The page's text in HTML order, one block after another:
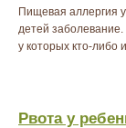
Пищевая аллергия
детей заболевание.
у которых кто-либо
Рвота у